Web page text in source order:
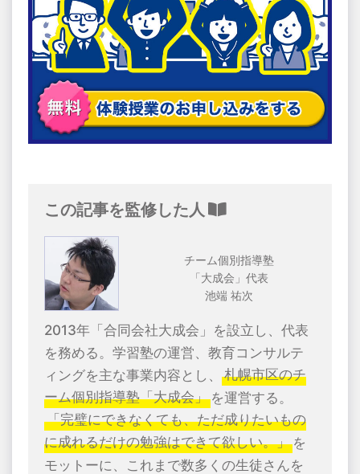
この記事を監修した人
チーム個別指導塾
「大成会」代表
池端 祐次
2013年「合同会社大成会」を設立し、代表
を務める。学習塾の運営、教育コンサルテ
ィングを主な事業内容とし、
札幌市区のチ
ーム個別指導塾「大成会」 を運営する。
「完璧にできなくても、ただ成りたいもの
に成れるだけの勉強はできて欲しい。」 を
モットーに、これまで数多くの生徒さんを